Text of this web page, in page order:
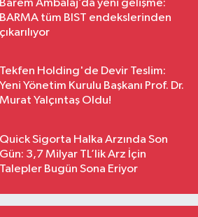
Barem Ambalaj’da yeni gelişme:
BARMA tüm BIST endekslerinden
çıkarılıyor
Tekfen Holding'de Devir Teslim:
Yeni Yönetim Kurulu Başkanı Prof. Dr.
Murat Yalçıntaş Oldu!
Quick Sigorta Halka Arzında Son
Gün: 3,7 Milyar TL’lik Arz İçin
Talepler Bugün Sona Eriyor